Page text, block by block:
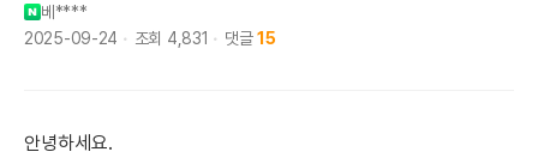
베****
2025-09-24
조회 4,831 댓글 15
안녕하세요.